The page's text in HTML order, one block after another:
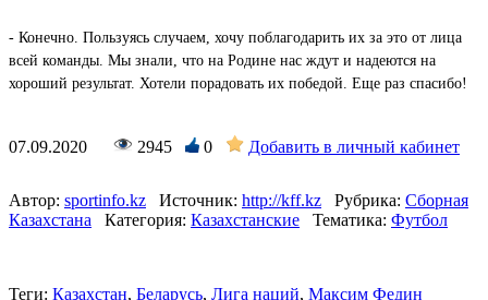
- Конечно. Пользуясь случаем, хочу поблагодарить их за это от лица
всей команды. Мы знали, что на Родине нас ждут и надеются на
хороший результат. Хотели порадовать их победой. Еще раз спасибо!
07.09.2020 2945 0 Добавить в личный кабинет
Автор: sportinfo.kz Источник: http://kff.kz Рубрика: Сборная
Казахстана
Категория: Казахстанские Тематика: Футбол
Теги: Казахстан, Беларусь, Лига наций, Максим Федин